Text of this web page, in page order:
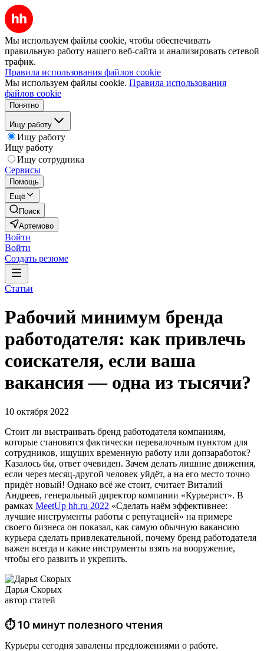
Мы используем файлы cookie, чтобы обеспечивать
правильную работу нашего веб-сайта и анализировать сетевой
трафик.
Правила использования файлов cookie
Мы используем файлы cookie. Правила использования
файлов cookie
Понятно
Ищу работу
Ищу работу
Ищу работу
Ищу сотрудника
Сервисы
Помощь
Ещё
Поиск
Артемово
Войти
Войти
Создать резюме
Статьи
Рабочий минимум бренда
работодателя: как привлечь
соискателя, если ваша
вакансия — одна из тысячи?
10 октября 2022
Стоит ли выстраивать бренд работодателя компаниям,
которые становятся фактически перевалочным пунктом для
сотрудников, ищущих временную работу или допзаработок?
Казалось бы, ответ очевиден. Зачем делать лишние движения,
если через месяц-другой человек уйдёт, а на его место точно
придёт новый! Однако всё же стоит, считает Виталий
Андреев, генеральный директор компании «Курьерист». В
рамках MeetUp hh.ru 2022 «Сделать наём эффективнее:
лучшие инструменты работы с репутацией» на примере
своего бизнеса он показал, как самую обычную вакансию
курьера сделать привлекательной, почему бренд работодателя
важен всегда и какие инструменты взять на вооружение,
чтобы его развить и укрепить.
Дарья Скорых
автор статей
⏱ 10 минут полезного чтения
Курьеры сегодня завалены предложениями о работе.